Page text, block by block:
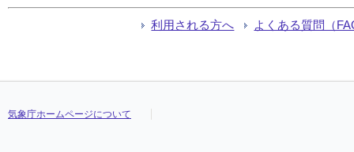
利用される方へ よくある質問（
気象庁ホームページについて